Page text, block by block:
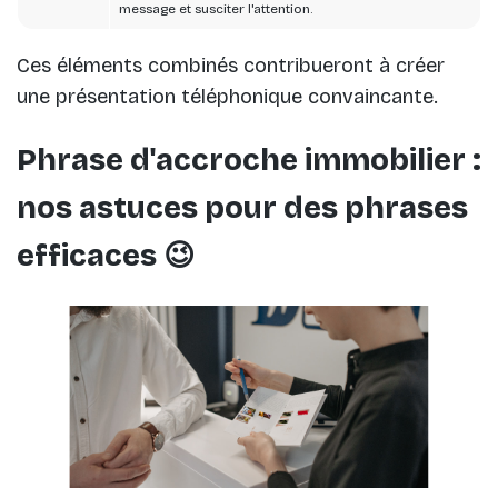
message et susciter l'attention.
Ces éléments combinés contribueront à créer
une présentation téléphonique convaincante.
Phrase d'accroche immobilier :
nos astuces pour des phrases
efficaces 😉